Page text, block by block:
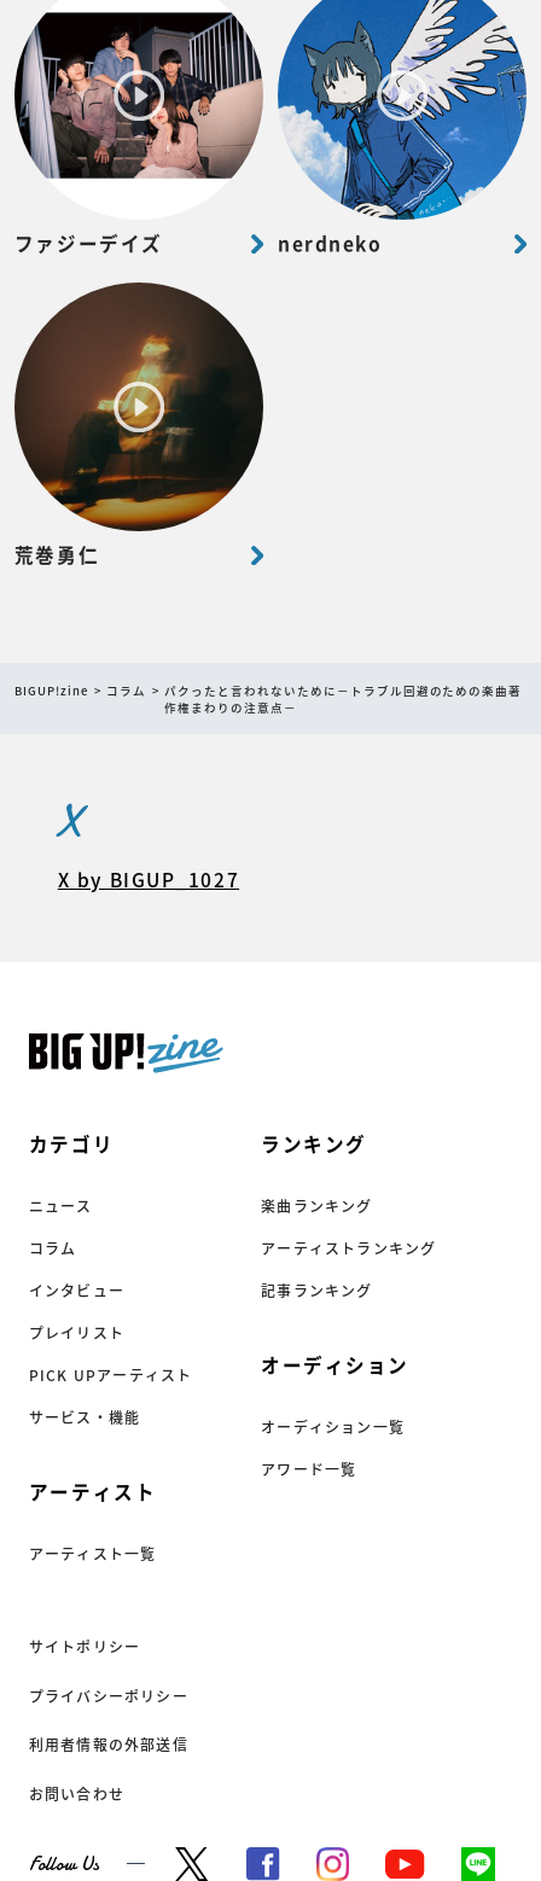
ファジーデイズ nerdneko
荒巻勇仁
BIGUP!zine コラム
パクったと言われないために－トラブル回避のための楽曲著
作権まわりの注意点－
カテゴリ
ニュース
コラム
インタビュー
プレイリスト
PICK UPアーティスト
サービス・機能
アーティスト
アーティスト一覧
ランキング
楽曲ランキング
アーティストランキング
記事ランキング
オーディション
オーディション一覧
アワード一覧
サイトポリシー
プライバシーポリシー
利用者情報の外部送信
お問い合わせ
Follow Us
X
X by BIGUP_1027